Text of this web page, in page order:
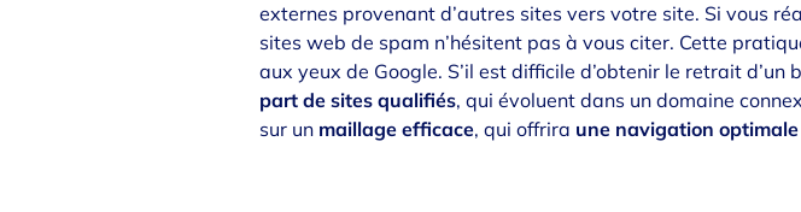
externes provenant d’autres sites vers votre site. Si vous
sites web de spam n’hésitent pas à vous citer. Cette
aux yeux de Google. S’il est difficile d’obtenir le retrait d’un
part de sites qualifiés, qui évoluent dans un domaine
sur un maillage efficace, qui offrira une navigation optimale